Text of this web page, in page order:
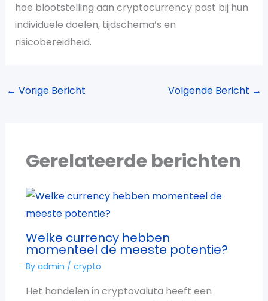
hoe blootstelling aan cryptocurrency past bij hun
individuele doelen, tijdschema’s en
risicobereidheid.
← Vorige Bericht Volgende Bericht →
Gerelateerde berichten
Welke currency hebben
momenteel de meeste potentie?
By admin / crypto
Het handelen in cryptovaluta heeft een